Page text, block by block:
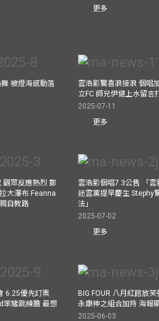
更多
被燈海感動落
雲浩影驚喜浪接浪 個唱
立FC 師兄伊健上水留言
2025-07-11
更多
觀眾反應熱烈 鄭
大瀑布 Feanna
自教路
雲浩影個唱7.3公售 「
迷雲黨提早慶生 Stephy
法」
2025-07-02
更多
6.25優先訂票
笨豬跳練膽 最想
BIG FOUR 八月紅館放
永康神之組合加持 海報
2025-06-03